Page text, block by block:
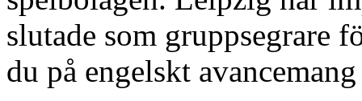
slutade som gruppsegrare
du på engelskt